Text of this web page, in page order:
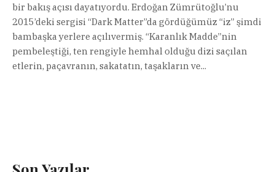
bir bakış açısı dayatıyordu. Erdoğan Zümrütoğlu’nu
2015’deki sergisi “Dark Matter”da gördüğümüz “iz” şimdi
bambaşka yerlere açılıvermiş. “Karanlık Madde”nin
pembeleştiği, ten rengiyle hemhal olduğu dizi saçılan
etlerin, paçavranın, sakatatın, taşakların ve...